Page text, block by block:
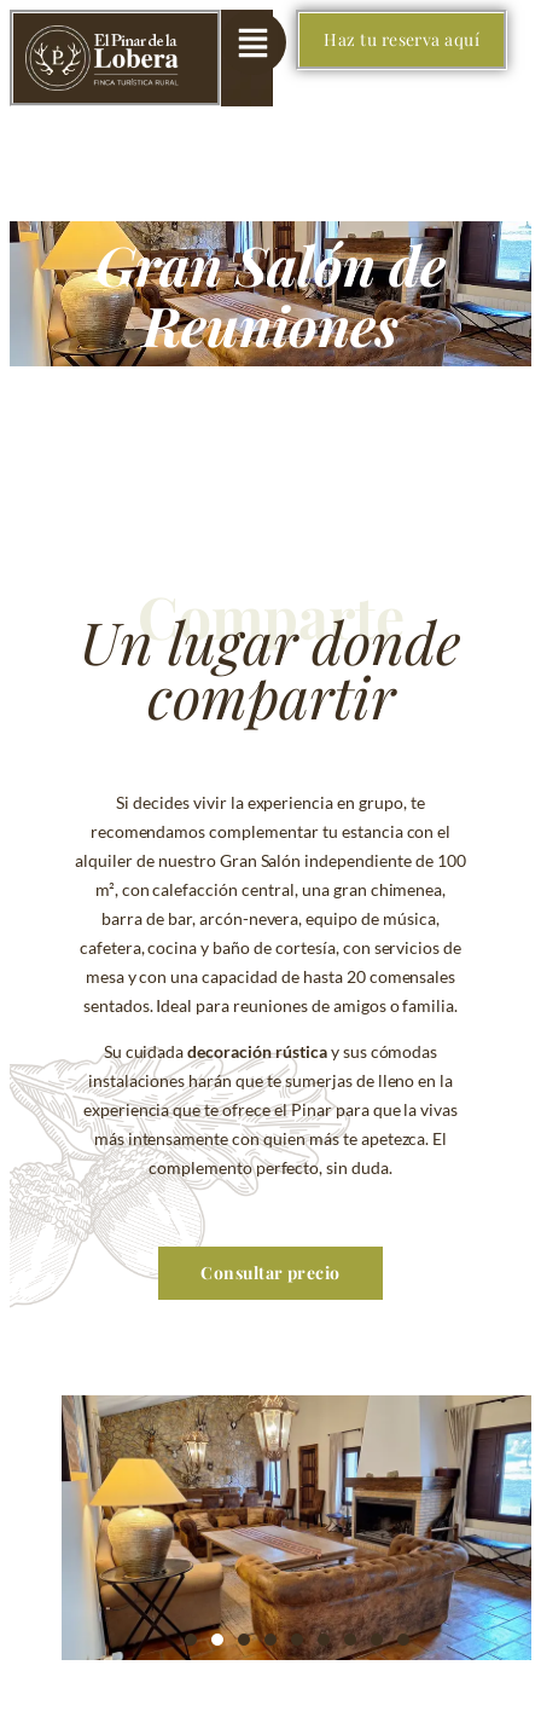
Haz tu reserva aquí
Gran Salón de
Reuniones
Comparte
Un lugar donde
compartir
Si decides vivir la experiencia en grupo, te
recomendamos complementar tu estancia con el
alquiler de nuestro Gran Salón independiente de 100
m², con calefacción central, una gran chimenea,
barra de bar, arcón-nevera, equipo de música,
cafetera, cocina y baño de cortesía, con servicios de
mesa y con una capacidad de hasta 20 comensales
sentados. Ideal para reuniones de amigos o familia.
Su cuidadadecoración rústicay sus cómodas
instalaciones harán que te sumerjas de lleno en la
experiencia que te ofrece el Pinar para que la vivas
más intensamente con quien más te apetezca. El
complemento perfecto, sin duda.
Consultar precio